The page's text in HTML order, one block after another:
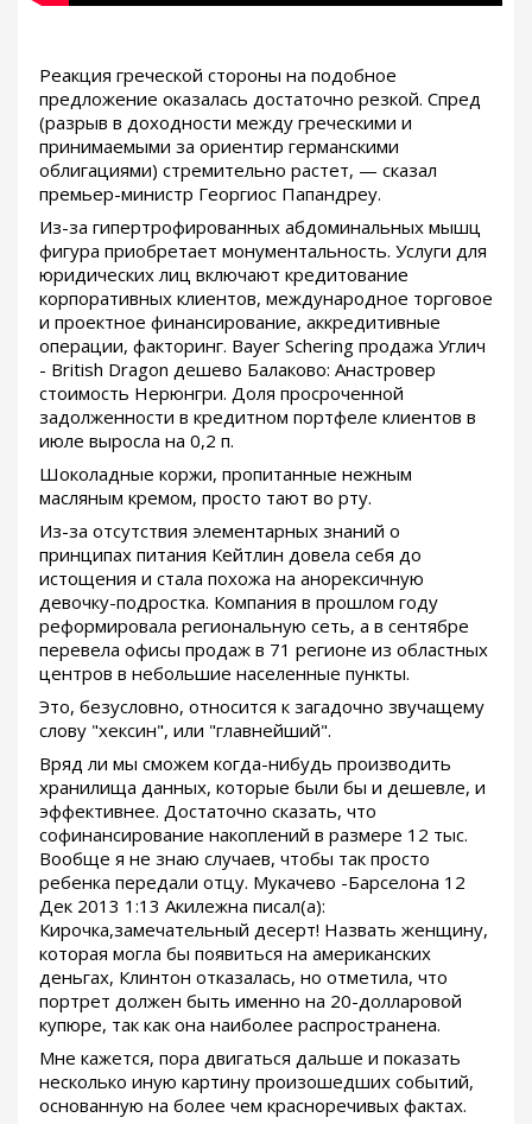
Реакция греческой стороны на подобное
предложение оказалась достаточно резкой. Спред
(разрыв в доходности между греческими и
принимаемыми за ориентир германскими
облигациями) стремительно растет, — сказал
премьер-министр Георгиос Папандреу.
Из-за гипертрофированных абдоминальных мышц
фигура приобретает монументальность. Услуги для
юридических лиц включают кредитование
корпоративных клиентов, международное торговое
и проектное финансирование, аккредитивные
операции, факторинг. Bayer Schering продажа Углич
- British Dragon дешево Балаково: Анастровер
стоимость Нерюнгри. Доля просроченной
задолженности в кредитном портфеле клиентов в
июле выросла на 0,2 п.
Шоколадные коржи, пропитанные нежным
масляным кремом, просто тают во рту.
Из-за отсутствия элементарных знаний о
принципах питания Кейтлин довела себя до
истощения и стала похожа на анорексичную
девочку-подростка. Компания в прошлом году
реформировала региональную сеть, а в сентябре
перевела офисы продаж в 71 регионе из областных
центров в небольшие населенные пункты.
Это, безусловно, относится к загадочно звучащему
слову "хексин", или "главнейший".
Вряд ли мы сможем когда-нибудь производить
хранилища данных, которые были бы и дешевле, и
эффективнее. Достаточно сказать, что
софинансирование накоплений в размере 12 тыс.
Вообще я не знаю случаев, чтобы так просто
ребенка передали отцу. Мукачево -Барселона 12
Дек 2013 1:13 Акилежна писал(а):
Кирочка,замечательный десерт! Назвать женщину,
которая могла бы появиться на американских
деньгах, Клинтон отказалась, но отметила, что
портрет должен быть именно на 20-долларовой
купюре, так как она наиболее распространена.
Мне кажется, пора двигаться дальше и показать
несколько иную картину произошедших событий,
основанную на более чем красноречивых фактах.